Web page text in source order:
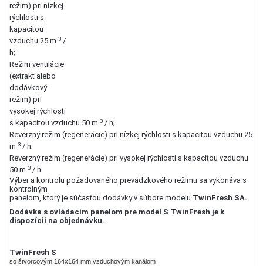
režim) pri nízkej
rýchlosti s
kapacitou
vzduchu 25 m 3 /
h;
Režim ventilácie
(extrakt alebo
dodávkový
režim) pri
vysokej rýchlosti
s kapacitou vzduchu 50 m 3 / h;
Reverzný režim (regenerácie) pri nízkej rýchlosti s kapacitou vzduchu 25
m 3 / h;
Reverzný režim (regenerácie) pri vysokej rýchlosti s kapacitou vzduchu
50 m 3 / h
Výber a kontrolu požadovaného prevádzkového režimu sa vykonáva s
kontrolným
panelom, ktorý je súčasťou dodávky v súbore modelu TwinFresh SA.
Dodávka s ovládacím panelom pre model S TwinFresh je k
dispozícii na objednávku.
TwinFresh S
so štvorcovým 164х164 mm vzduchovým kanálom